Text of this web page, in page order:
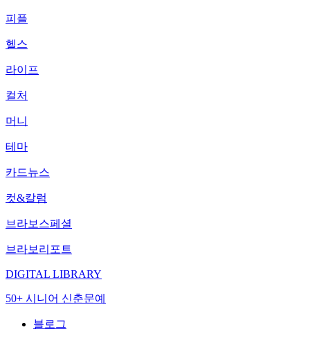
피플
헬스
라이프
컬처
머니
테마
카드뉴스
컷&칼럼
브라보스페셜
브라보리포트
DIGITAL LIBRARY
50+ 시니어 신춘문예
블로그